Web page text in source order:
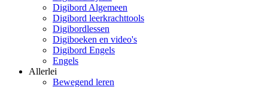
Digibord Algemeen
Digibord leerkrachttools
Digibordlessen
Digiboeken en video's
Digibord Engels
Engels
Allerlei
Bewegend leren